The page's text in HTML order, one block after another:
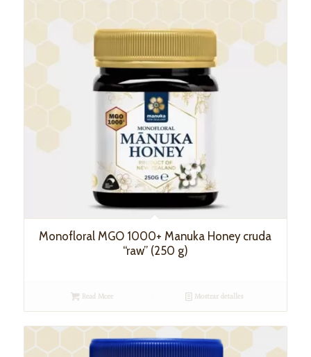
Monofloral MGO 1000+ Manuka Honey cruda
“raw” (250 g)
Read More Mostrar detalles